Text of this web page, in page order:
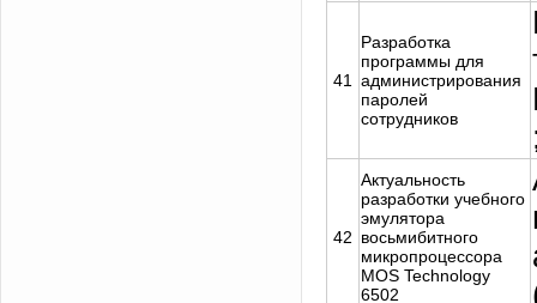
41
Разработка
программы для
администрирования
паролей
сотрудников
42
Актуальность
разработки учебного
эмулятора
восьмибитного
микропроцессора
MOS Technology
6502